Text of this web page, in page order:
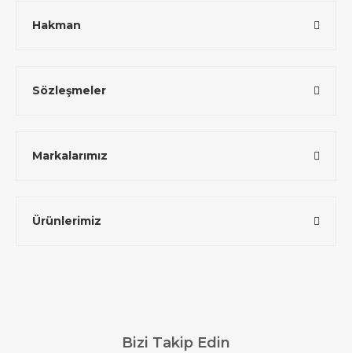
Hakman
Sözleşmeler
Markalarımız
Ürünlerimiz
Bizi Takip Edin